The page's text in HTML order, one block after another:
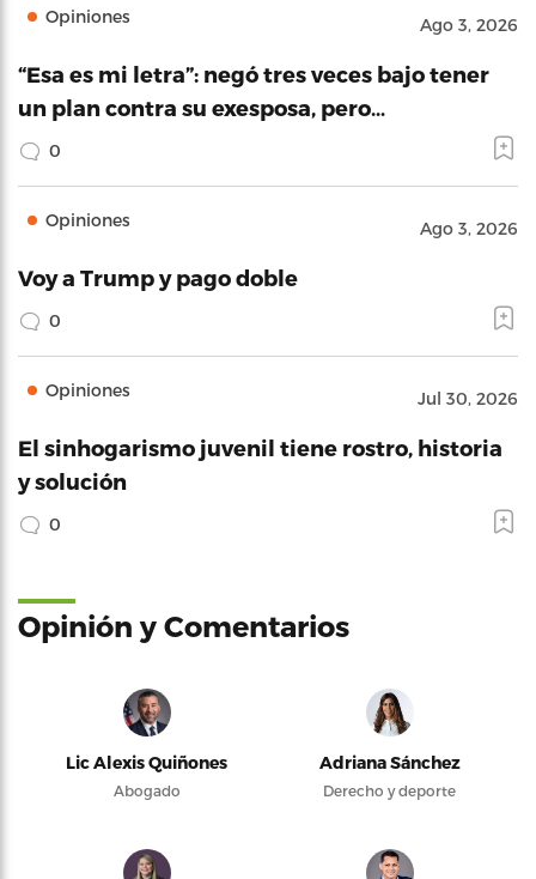
Opiniones Ago 3, 2026
“Esa es mi letra”: negó tres veces bajo tener
un plan contra su exesposa, pero…
0
Opiniones Ago 3, 2026
Voy a Trump y pago doble
0
Opiniones Jul 30, 2026
El sinhogarismo juvenil tiene rostro, historia
y solución
0
Opinión y Comentarios
Lic Alexis Quiñones
Abogado
Adriana Sánchez
Derecho y deporte